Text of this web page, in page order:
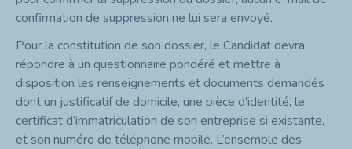
confirmation de suppression ne lui sera envoyé.
Pour la constitution de son dossier, le Candidat devra
répondre à un questionnaire pondéré et mettre à
disposition les renseignements et documents demandés
dont un justificatif de domicile, une pièce d’identité, le
certificat d’immatriculation de son entreprise si existante,
et son numéro de téléphone mobile. L’ensemble des